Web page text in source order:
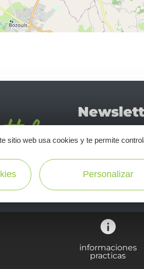
Tourismo
en
¡SUSCRÍBASE A NUESTRO
informaciones
practicas
sitio web usa cookies y te permite
Personalizar